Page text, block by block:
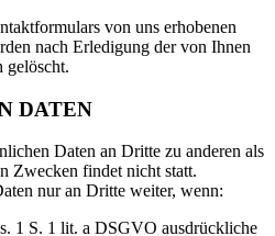
von uns erhobenen
nach Erledigung der von Ihnen
gelöscht.
DATEN
Daten an Dritte zu anderen als
Zwecken findet nicht statt.
nur an Dritte weiter, wenn:
1 S. 1 lit. a DSGVO ausdrückliche